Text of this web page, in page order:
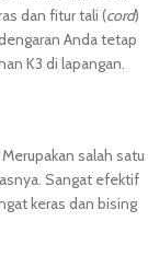
dan fitur tali (cord)
Anda tetap
K3 di lapangan.
Merupakan salah satu
Sangat efektif
keras dan bising